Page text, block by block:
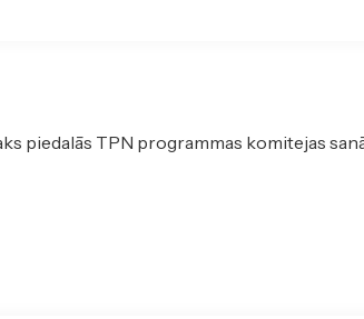
piedalās TPN programmas komitejas